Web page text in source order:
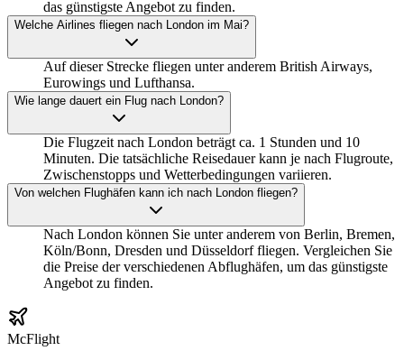
das günstigste Angebot zu finden.
Welche Airlines fliegen nach London im Mai?
Auf dieser Strecke fliegen unter anderem British Airways,
Eurowings und Lufthansa.
Wie lange dauert ein Flug nach London?
Die Flugzeit nach London beträgt ca. 1 Stunden und 10
Minuten. Die tatsächliche Reisedauer kann je nach Flugroute,
Zwischenstopps und Wetterbedingungen variieren.
Von welchen Flughäfen kann ich nach London fliegen?
Nach London können Sie unter anderem von Berlin, Bremen,
Köln/Bonn, Dresden und Düsseldorf fliegen. Vergleichen Sie
die Preise der verschiedenen Abflughäfen, um das günstigste
Angebot zu finden.
McFlight